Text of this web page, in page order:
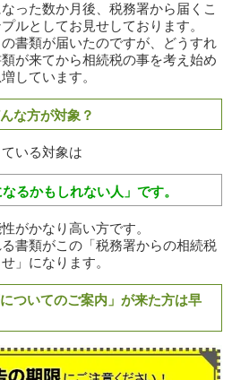
った数か月後、税務署から届くこ
ルとしてお見せしております。
書類が届いたのですが、どうすれ
が来てから相続税の事を考え始め
しています。
な方が対象？
いる対象は
るかもしれない人」です。
がかなり高い方です。
書類がこの「税務署からの相続税
」になります。
ついてのご案内」が来た方は早